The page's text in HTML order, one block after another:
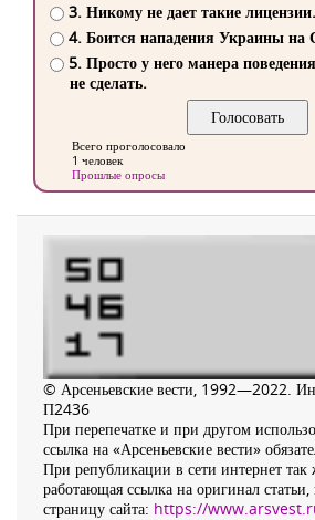
3. Никому не дает такие лицензии.
4. Боится нападения Украины
5. Просто у него манера
не сделать.
Всего проголосовало
1 человек
Прошлые опросы
© Арсеньевские вести, 1992—2022.
П2436
При перепечатке и при другом
ссылка на «Арсеньевские вести»
При републикации в сети интернет так
работающая ссылка на оригинал
страницу сайта: https://